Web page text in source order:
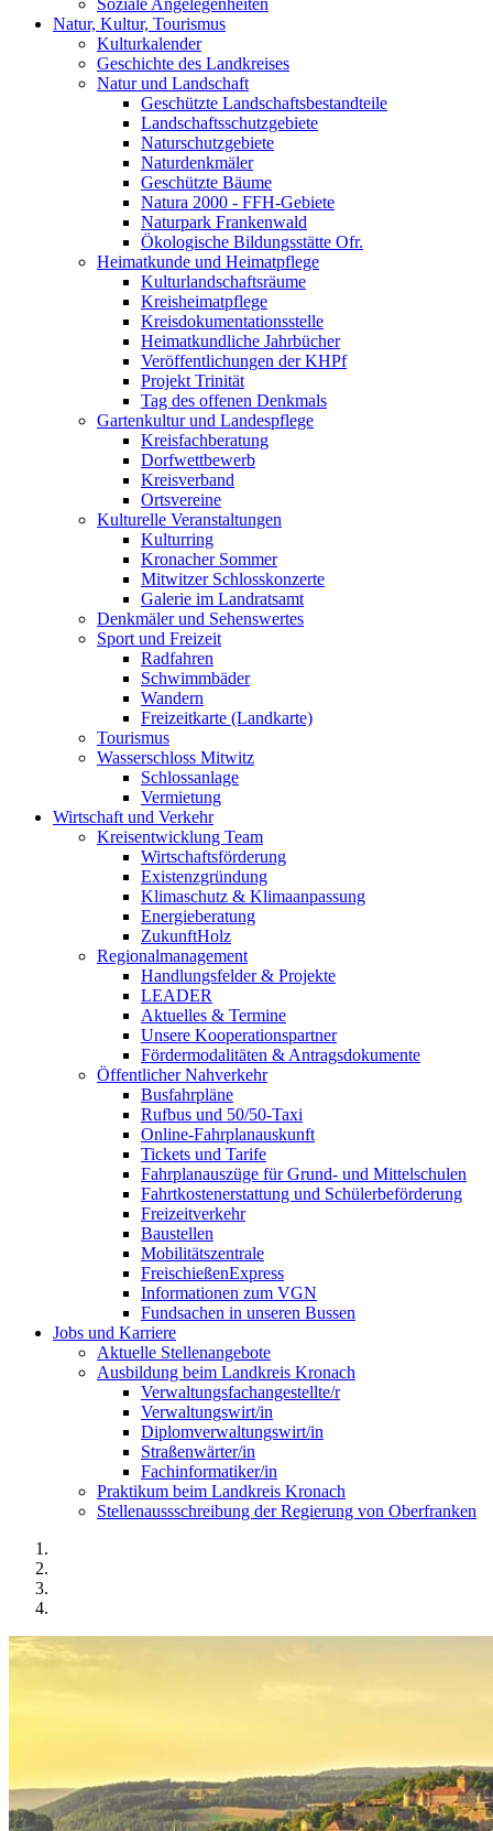
Soziale Angelegenheiten
Natur, Kultur, Tourismus
Kulturkalender
Geschichte des Landkreises
Natur und Landschaft
Geschützte Landschaftsbestandteile
Landschaftsschutzgebiete
Naturschutzgebiete
Naturdenkmäler
Geschützte Bäume
Natura 2000 - FFH-Gebiete
Naturpark Frankenwald
Ökologische Bildungsstätte Ofr.
Heimatkunde und Heimatpflege
Kulturlandschaftsräume
Kreisheimatpflege
Kreisdokumentationsstelle
Heimatkundliche Jahrbücher
Veröffentlichungen der KHPf
Projekt Trinität
Tag des offenen Denkmals
Gartenkultur und Landespflege
Kreisfachberatung
Dorfwettbewerb
Kreisverband
Ortsvereine
Kulturelle Veranstaltungen
Kulturring
Kronacher Sommer
Mitwitzer Schlosskonzerte
Galerie im Landratsamt
Denkmäler und Sehenswertes
Sport und Freizeit
Radfahren
Schwimmbäder
Wandern
Freizeitkarte (Landkarte)
Tourismus
Wasserschloss Mitwitz
Schlossanlage
Vermietung
Wirtschaft und Verkehr
Kreisentwicklung Team
Wirtschaftsförderung
Existenzgründung
Klimaschutz & Klimaanpassung
Energieberatung
ZukunftHolz
Regionalmanagement
Handlungsfelder & Projekte
LEADER
Aktuelles & Termine
Unsere Kooperationspartner
Fördermodalitäten & Antragsdokumente
Öffentlicher Nahverkehr
Busfahrpläne
Rufbus und 50/50-Taxi
Online-Fahrplanauskunft
Tickets und Tarife
Fahrplanauszüge für Grund- und Mittelschulen
Fahrtkostenerstattung und Schülerbeförderung
Freizeitverkehr
Baustellen
Mobilitätszentrale
FreischießenExpress
Informationen zum VGN
Fundsachen in unseren Bussen
Jobs und Karriere
Aktuelle Stellenangebote
Ausbildung beim Landkreis Kronach
Verwaltungsfachangestellte/r
Verwaltungswirt/in
Diplomverwaltungswirt/in
Straßenwärter/in
Fachinformatiker/in
Praktikum beim Landkreis Kronach
Stellenaussschreibung der Regierung von Oberfranken